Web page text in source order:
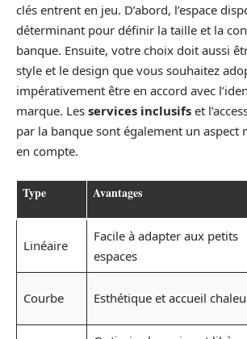
clés entrent en jeu. D’abord, l’espace
déterminant pour définir la taille et la
banque. Ensuite, votre choix doit aussi
style et le design que vous souhaitez
impérativement être en accord avec
marque. Les services inclusifs et
par la banque sont également un aspect
en compte.
Type Avantages
Linéaire
Facile à adapter aux petits
espaces
Courbe Esthétique et accueil